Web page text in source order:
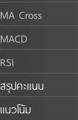
MA Cross
MACD
RSI
สรุปคะแนน
แนวโน้ม